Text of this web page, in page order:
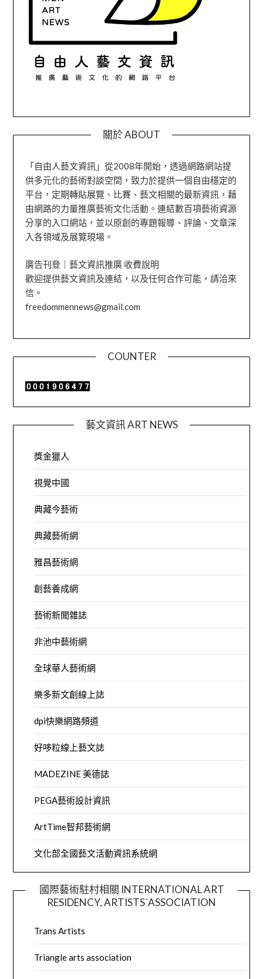
關於 ABOUT
「自由人藝文資訊」從2008年開始，透過網路網站提
供多元化的藝術對談空間，致力於提供一個自由穩定的
平台，定期轉貼展覽、比賽、藝文相關的最新資訊，藉
由網路的力量推廣藝術文化活動。連結數百項藝術資源
分享的入口網站，並以原創的專題報導、評論、文章深
入各領域及展覽現場。
廣告刊登｜藝文資訊推廣 收費說明
歡迎提供藝文資訊及連結，以及任何合作可能，請洽來
信。
freedommennews@gmail.com
COUNTER
藝文資訊 ART NEWS
獎金獵人
視覺中國
典藏今藝術
典藏藝術網
雅昌藝術網
創藝養成網
藝術新聞雜誌
非池中藝術網
全球華人藝術網
樂多新文創線上誌
dpi快樂網路頻道
好哆粒線上藝文誌
MADEZINE 美德誌
PEGA藝術設計資訊
ArtTime智邦藝術網
文化部全國藝文活動資訊系統網
國際藝術駐村相關 INTERNATIONAL ART
RESIDENCY, ARTISTS´ASSOCIATION
Trans Artists
Triangle arts association